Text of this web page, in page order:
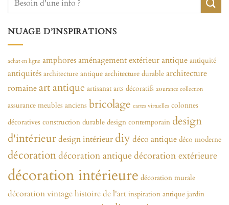
NUAGE D’INSPIRATIONS
achat en ligne amphoresaménagement extérieurantique antiquité
antiquités architecture antique architecture durable architecture
romaineart antique artisanat arts décoratifs assurance collection
assurance meubles anciens bricolage cartes virtuelles colonnes
décoratives construction durable design contemporain design
d'intérieurdesign intérieur diy déco antique déco moderne
décorationdécoration antiquedécoration extérieure
décoration intérieure décoration murale
décoration vintagehistoire de l'art inspiration antique jardin